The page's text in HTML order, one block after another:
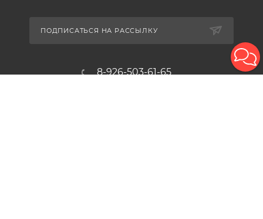
ПОДПИСАТЬСЯ НА РАССЫЛКУ
8-926-503-61-65